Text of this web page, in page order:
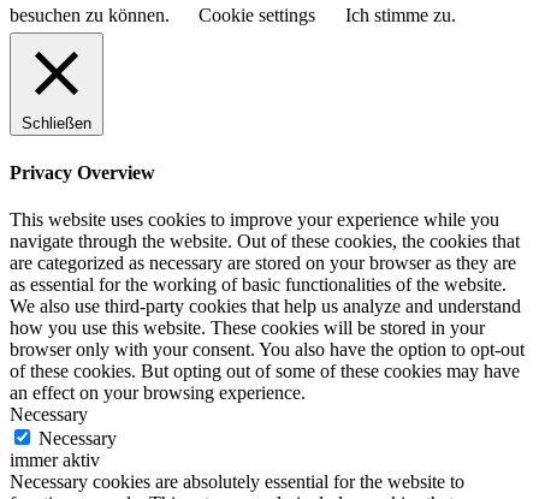
besuchen zu können.
Cookie settings Ich stimme zu.
Schließen
Privacy Overview
This website uses cookies to improve your experience while you
navigate through the website. Out of these cookies, the cookies that
are categorized as necessary are stored on your browser as they are
as essential for the working of basic functionalities of the website.
We also use third-party cookies that help us analyze and understand
how you use this website. These cookies will be stored in your
browser only with your consent. You also have the option to opt-out
of these cookies. But opting out of some of these cookies may have
an effect on your browsing experience.
Necessary
Necessary
immer aktiv
Necessary cookies are absolutely essential for the website to